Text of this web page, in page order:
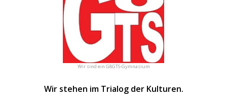
Wir sind ein G8GTS-Gymnasium
Wir stehen im Trialog der Kulturen.